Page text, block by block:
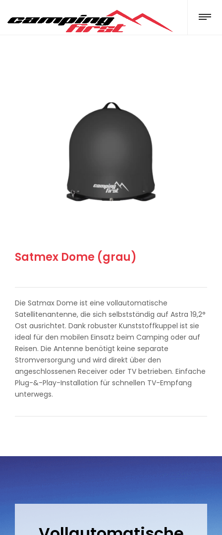
Satmex Dome (grau)
Die Satmax Dome ist eine vollautomatische
Satellitenantenne, die sich selbstständig auf Astra 19,2°
Ost ausrichtet. Dank robuster Kunststoffkuppel ist sie
ideal für den mobilen Einsatz beim Camping oder auf
Reisen. Die Antenne benötigt keine separate
Stromversorgung und wird direkt über den
angeschlossenen Receiver oder TV betrieben. Einfache
Plug-&-Play-Installation für schnellen TV-Empfang
unterwegs.